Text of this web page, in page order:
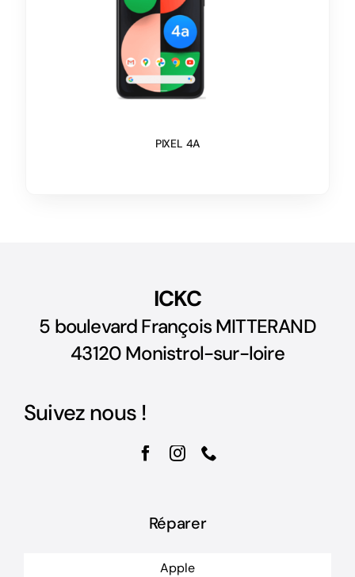
PIXEL 4A
ICKC
5 boulevard François MITTERAND
43120 Monistrol-sur-loire
Suivez nous !
Réparer
Apple